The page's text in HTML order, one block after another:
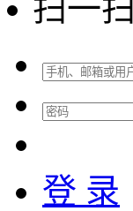
扫一扫
登 录